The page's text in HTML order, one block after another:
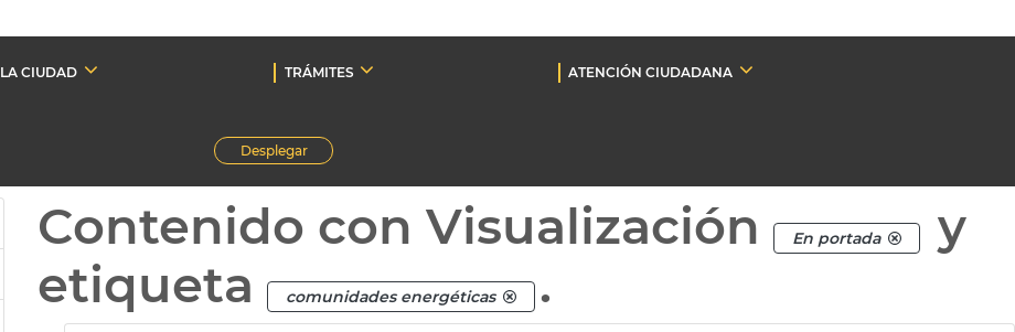
LA CIUDAD TRÁMITES
ATENCIÓN CIUDADANA
Desplegar
Contenido con Visualización En portada
y
etiqueta
comunidades energéticas .